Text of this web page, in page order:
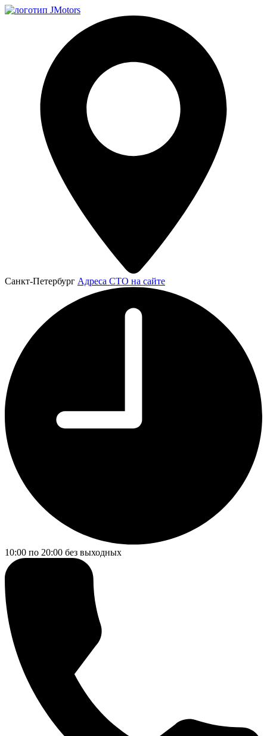
Санкт-Петербург Адреса СТО на сайте
10:00 по 20:00 без выходных